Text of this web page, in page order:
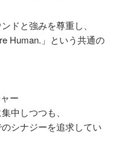
ドと強みを尊重し、
Human.」という共通の
ー
中しつつも、
シナジーを追求してい